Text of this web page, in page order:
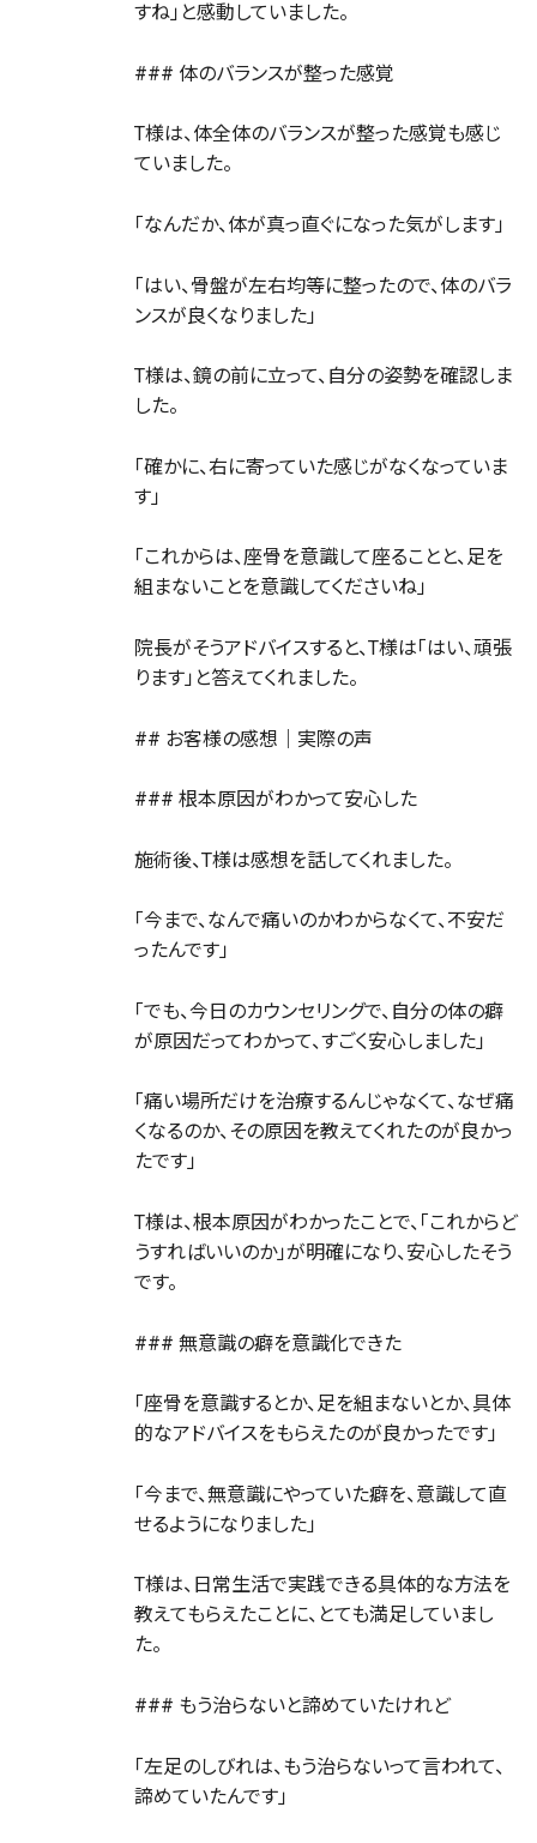
すね」と感動していました。
### 体のバランスが整った感覚
T様は、体全体のバランスが整った感覚も感じ
ていました。
「なんだか、体が真っ直ぐになった気がします」
「はい、骨盤が左右均等に整ったので、体のバラ
ンスが良くなりました」
T様は、鏡の前に立って、自分の姿勢を確認しま
した。
「確かに、右に寄っていた感じがなくなっていま
す」
「これからは、座骨を意識して座ることと、足を
組まないことを意識してくださいね」
院長がそうアドバイスすると、T様は「はい、頑張
ります」と答えてくれました。
## お客様の感想｜実際の声
### 根本原因がわかって安心した
施術後、T様は感想を話してくれました。
「今まで、なんで痛いのかわからなくて、不安だ
ったんです」
「でも、今日のカウンセリングで、自分の体の癖
が原因だってわかって、すごく安心しました」
「痛い場所だけを治療するんじゃなくて、なぜ痛
くなるのか、その原因を教えてくれたのが良かっ
たです」
T様は、根本原因がわかったことで、「これからど
うすればいいのか」が明確になり、安心したそう
です。
### 無意識の癖を意識化できた
「座骨を意識するとか、足を組まないとか、具体
的なアドバイスをもらえたのが良かったです」
「今まで、無意識にやっていた癖を、意識して直
せるようになりました」
T様は、日常生活で実践できる具体的な方法を
教えてもらえたことに、とても満足していまし
た。
### もう治らないと諦めていたけれど
「左足のしびれは、もう治らないって言われて、
諦めていたんです」